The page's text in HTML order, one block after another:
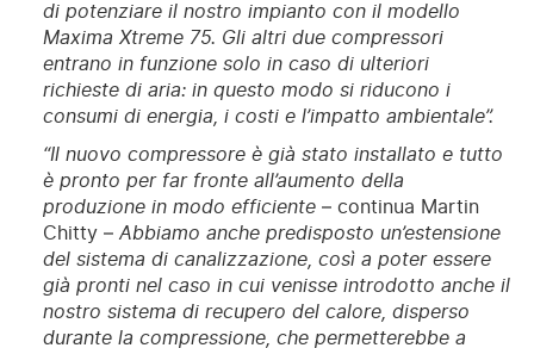
di potenziare il nostro impianto con il modello
Maxima Xtreme 75. Gli altri due compressori
entrano in funzione solo in caso di ulteriori
richieste di aria: in questo modo si riducono i
consumi di energia, i costi e l’impatto ambientale”.
“Il nuovo compressore è già stato installato e tutto
è pronto per far fronte all’aumento della
produzione in modo efficiente – continua Martin
Chitty –Abbiamo anche predisposto un’estensione
del sistema di canalizzazione, così a poter essere
già pronti nel caso in cui venisse introdotto anche il
nostro sistema di recupero del calore, disperso
durante la compressione, che permetterebbe a